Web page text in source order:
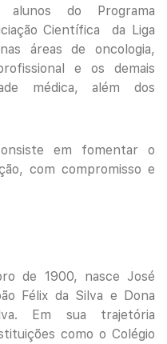
do Programa
Científica da Liga
áreas de oncologia,
e os demais
médica, além dos
em fomentar o
com compromisso e
de 1900, nasce José
Félix da Silva e Dona
Em sua trajetória
como o Colégio